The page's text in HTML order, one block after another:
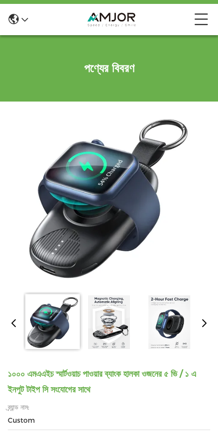
পণ্যের বিবরণ
১০০০ এমএএইচ স্মার্টওয়াচ পাওয়ার ব্যাংক হালকা ওজনের ৫ ভি / ১ এ
ইনপুট টাইপ সি সংযোগের সাথে
ব্র্যান্ড নাম:
Custom